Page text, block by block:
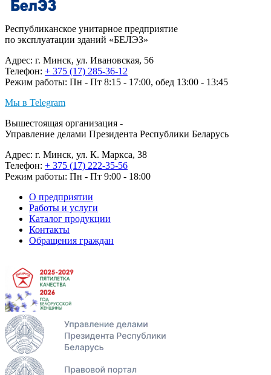
Республиканское унитарное предприятие
по эксплуатации зданий «БЕЛЭЗ»
Адрес: г. Минск, ул. Ивановская, 56
Телефон: + 375 (17) 285-36-12
Режим работы: Пн - Пт 8:15 - 17:00, обед 13:00 - 13:45
Мы в Telegram
Вышестоящая организация -
Управление делами Президента Республики Беларусь
Адрес: г. Минск, ул. К. Маркса, 38
Телефон: + 375 (17) 222-35-56
Режим работы: Пн - Пт 9:00 - 18:00
О предприятии
Работы и услуги
Каталог продукции
Контакты
Обращения граждан